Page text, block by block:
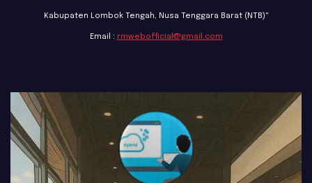
Kabupaten Lombok Tengah, Nusa Tenggara Barat (NTB)"
Email : rmwebofficial@gmail.com